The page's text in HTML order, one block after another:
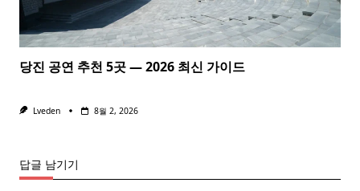
당진 공연 추천 5곳 — 2026 최신 가이드
Lveden 8월 2, 2026
답글 남기기